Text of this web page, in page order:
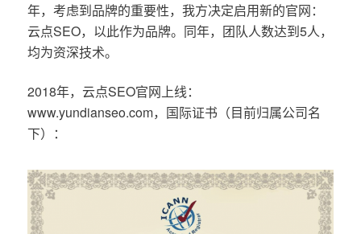
年，考虑到品牌的重要性，我方决定启用新的官网：
云点SEO，以此作为品牌。同年，团队人数达到5人，
均为资深技术。
2018年，云点SEO官网上线：
www.yundianseo.com，国际证书（目前归属公司名
下）：